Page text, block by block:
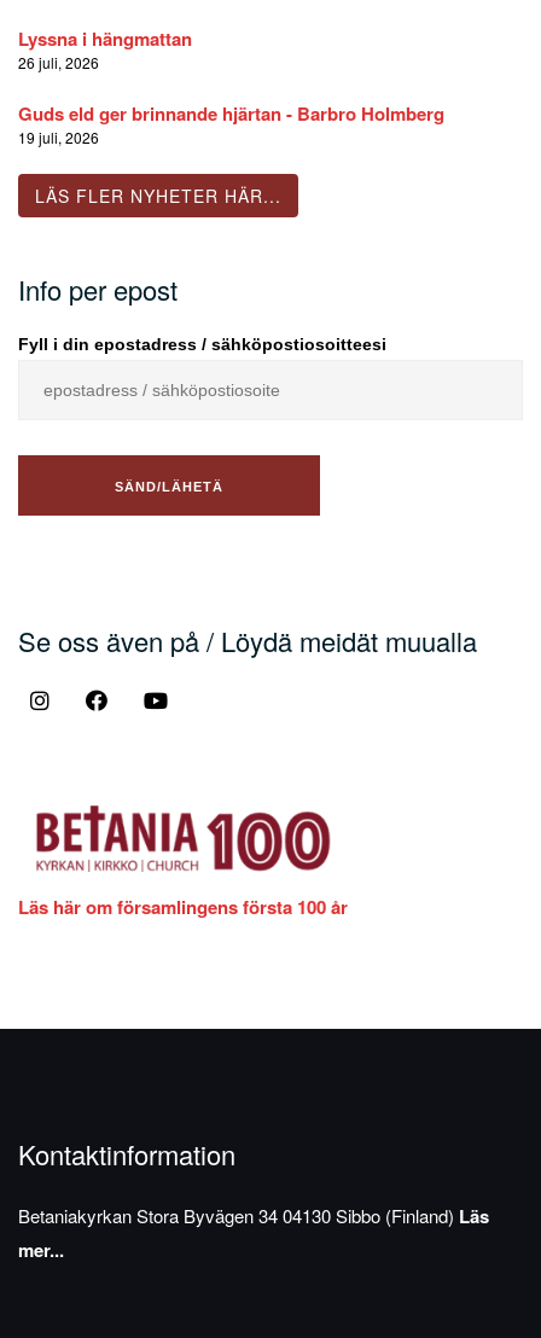
Lyssna i hängmattan
26 juli, 2026
Guds eld ger brinnande hjärtan - Barbro Holmberg
19 juli, 2026
LÄS FLER NYHETER HÄR...
Info per epost
Fyll i din epostadress / sähköpostiosoitteesi
Se oss även på / Löydä meidät muualla
Läs här om församlingens första 100 år
Kontaktinformation
BetaniakyrkanStora Byvägen 3404130 Sibbo (Finland) Läs
mer...